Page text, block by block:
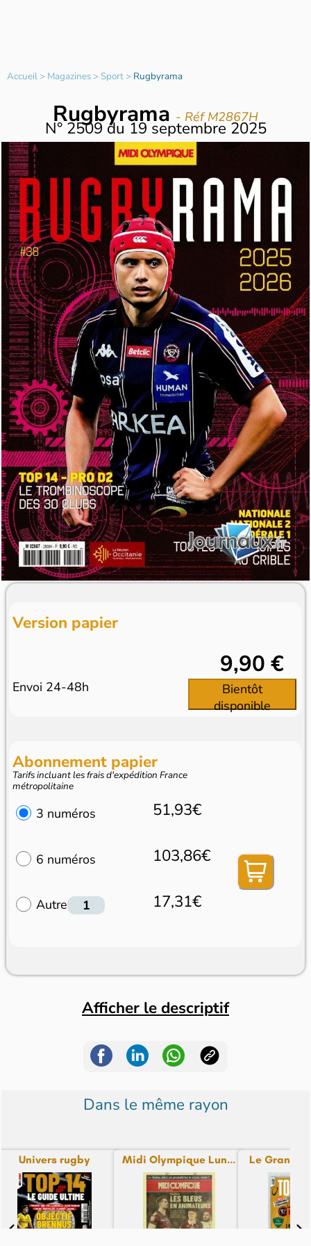
Accueil> Magazines> Sport> Rugbyrama
Rugbyrama - Réf M2867H
N°2509du 19 septembre 2025
Version papier
Envoi 24-48h
9,90 €
Bientôt
disponible
Abonnement papier
Tarifs incluant les frais d'expédition France
métropolitaine
3 numéros 51,93€
6 numéros 103,86€
Autre 17,31€
Afficher le descriptif
Dans le même rayon
Univers rugby Midi Olympique Lun... Le Grand